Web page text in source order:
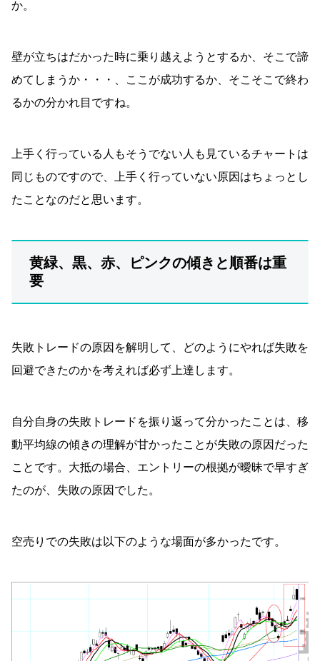
か。
壁が立ちはだかった時に乗り越えようとするか、そこで諦
めてしまうか・・・、ここが成功するか、そこそこで終わ
るかの分かれ目ですね。
上手く行っている人もそうでない人も見ているチャートは
同じものですので、上手く行っていない原因はちょっとし
たことなのだと思います。
黄緑、黒、赤、ピンクの傾きと順番は重
要
失敗トレードの原因を解明して、どのようにやれば失敗を
回避できたのかを考えれば必ず上達します。
自分自身の失敗トレードを振り返って分かったことは、移
動平均線の傾きの理解が甘かったことが失敗の原因だった
ことです。大抵の場合、エントリーの根拠が曖昧で早すぎ
たのが、失敗の原因でした。
空売りでの失敗は以下のような場面が多かったです。